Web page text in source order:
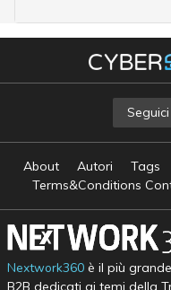
Seguici
About Autori Tags
Terms&Conditions
Nextwork360è il più
B2B dedicati ai temi della